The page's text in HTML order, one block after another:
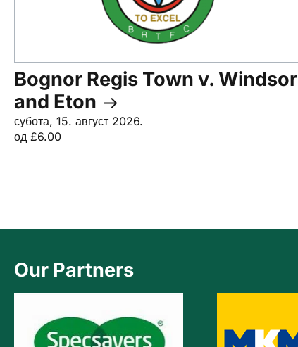
Bognor Regis Town v. Windsor
and Eton
субота, 15. август 2026.
од £6.00
Our Partners